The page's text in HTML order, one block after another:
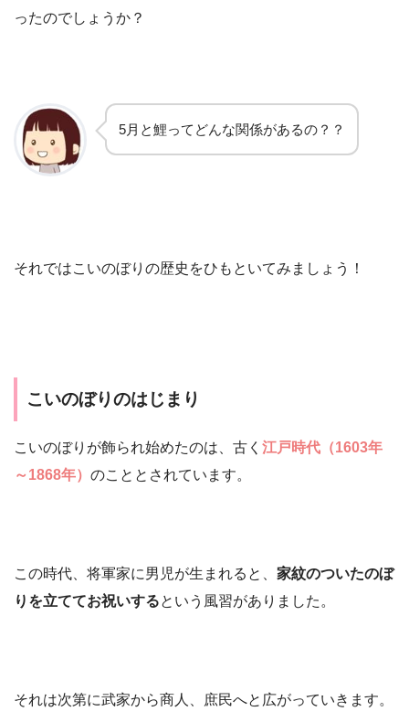
ったのでしょうか？
5月と鯉ってどんな関係があるの？？
それではこいのぼりの歴史をひもといてみましょう！
こいのぼりのはじまり
こいのぼりが飾られ始めたのは、古く 江戸時代（1603年
～1868年） のこととされています。
この時代、将軍家に男児が生まれると、 家紋のついたのぼ
りを立ててお祝いするという風習がありました。
それは次第に武家から商人、庶民へと広がっていきます。